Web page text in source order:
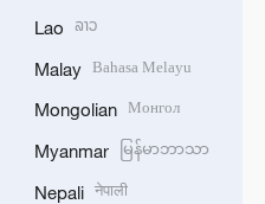
Lao ລາວ
Malay Bahasa Melayu
Mongolian Монгол
Myanmar မြန်မာဘာသာ
Nepali नेपाली